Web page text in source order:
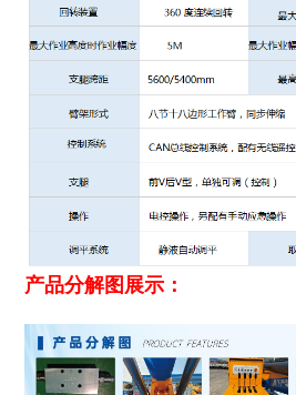
产品分解图展示：